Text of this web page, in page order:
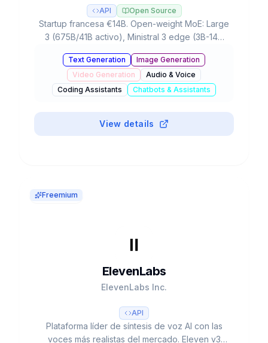
API Open Source
Startup francesa €14B. Open-weight MoE: Large
3 (675B/41B activo), Ministral 3 edge (3B-14B
Apache 2.0.
Text Generation
Image Generation
Video Generation
Audio & Voice
Coding Assistants
Chatbots & Assistants
View details
Freemium
ElevenLabs
ElevenLabs Inc.
API
Plataforma líder de síntesis de voz AI con las
voces más realistas del mercado. Eleven v3